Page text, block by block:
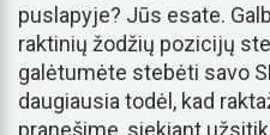
puslapyje? Jūs esate.
raktinių žodžių pozicijų
galėtumėte stebėti savo
daugiausia todėl, kad
pranešime, siekiant